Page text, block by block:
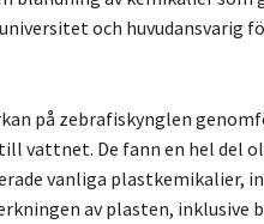
och huvudansvarig
på zebrafiskynglen
vattnet. De fann en hel del
vanliga plastkemikalier,
av plasten, inklusive